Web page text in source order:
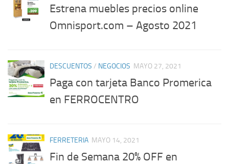
Estrena muebles precios online
Omnisport.com – Agosto 2021
DESCUENTOS / NEGOCIOS MAYO 27, 2021
Paga con tarjeta Banco Promerica
en FERROCENTRO
FERRETERIA MAYO 14, 2021
Fin de Semana 20% OFF en